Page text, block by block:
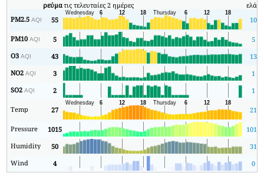
ρεύματις τελευταίες 2 ημέρες ελάχ
PM2.5AQI 55 10
PM10AQI 5
5
O3AQI 43
13
NO2AQI 3
1
SO2AQI 2 1
Temp 27 21
Pressure 1015 1010
Humidity
50
31
Wind
4 0